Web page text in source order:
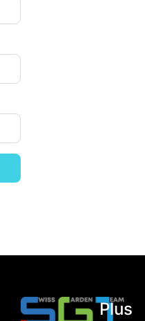
Plus